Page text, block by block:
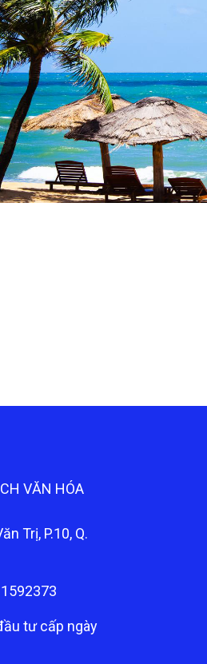
VĂN HÓA
Trị, P.10, Q.
tư cấp ngày